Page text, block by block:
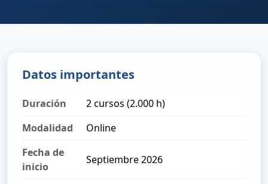
Datos importantes
Duración
2 cursos (2.000 h)
Modalidad
Online
Fecha de
inicio
Septiembre 2026